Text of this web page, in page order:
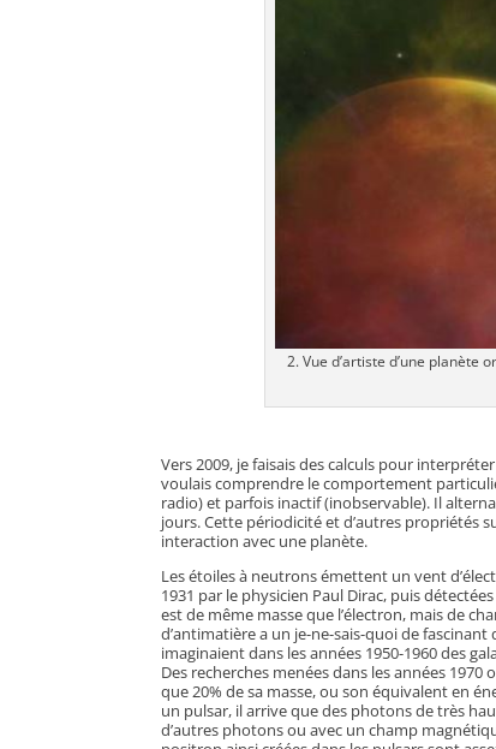
2. Vue d’artiste d’une planète
Vers 2009, je faisais des calculs pour
voulais comprendre le comportement
radio) et parfois inactif (inobservable). Il
jours. Cette périodicité et d’autres propriétés
interaction avec une planète.
Les étoiles à neutrons émettent un vent
1931 par le physicien Paul Dirac, puis
est de même masse que l’électron, mais de
d’antimatière a un je-ne-sais-quoi de
imaginaient dans les années 1950-1960 des
Des recherches menées dans les années
que 20% de sa masse, ou son équivalent en
un pulsar, il arrive que des photons de très
d’autres photons ou avec un champ